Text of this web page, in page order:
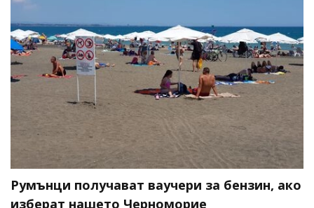
Румънци получават ваучери за бензин, ако
изберат нашето Черноморие